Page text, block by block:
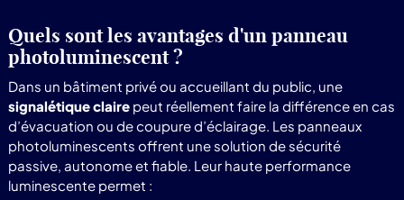
Quels sont les avantages d'un panneau
photoluminescent ?
Dans un bâtiment privé ou accueillant du public, une
signalétique clairepeut réellement faire la différence en cas
d’évacuation ou de coupure d’éclairage. Les panneaux
photoluminescents offrent une solution de sécurité
passive, autonome et fiable. Leur haute performance
luminescente permet :